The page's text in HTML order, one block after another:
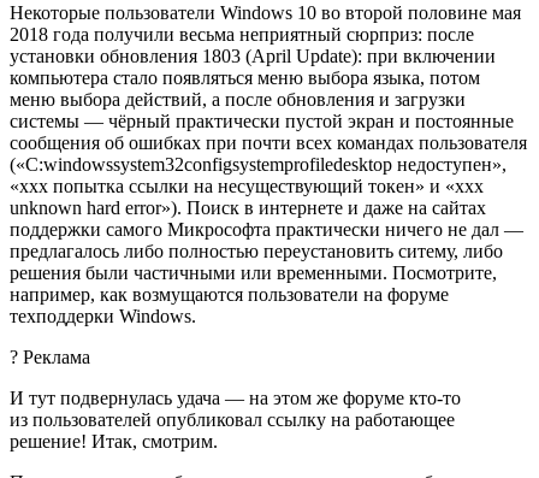
Некоторые пользователи Windows 10 во второй половине мая
2018 года получили весьма неприятный сюрприз: после
установки обновления 1803 (April Update): при включении
компьютера стало появляться меню выбора языка, потом
меню выбора действий, а после обновления и загрузки
системы — чёрный практически пустой экран и постоянные
сообщения об ошибках при почти всех командах пользователя
(«C:windowssystem32configsystemprofiledesktop недоступен»,
«xxx попытка ссылки на несуществующий токен» и «xxx
unknown hard error»). Поиск в интернете и даже на сайтах
поддержки самого Микрософта практически ничего не дал —
предлагалось либо полностью переустановить ситему, либо
решения были частичными или временными. Посмотрите,
например, как возмущаются пользователи на форуме
техподдерки Windows.
? Реклама
И тут подвернулась удача — на этом же форуме кто-то
из пользователей опубликовал ссылку на работающее
решение! Итак, смотрим.